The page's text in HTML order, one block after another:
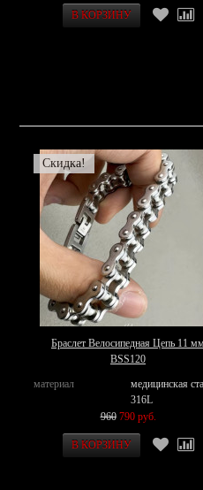
Скидка!
Браслет Велосипедная Цепь 11
BSS120
материал
медицинская
316L
960 790 руб.